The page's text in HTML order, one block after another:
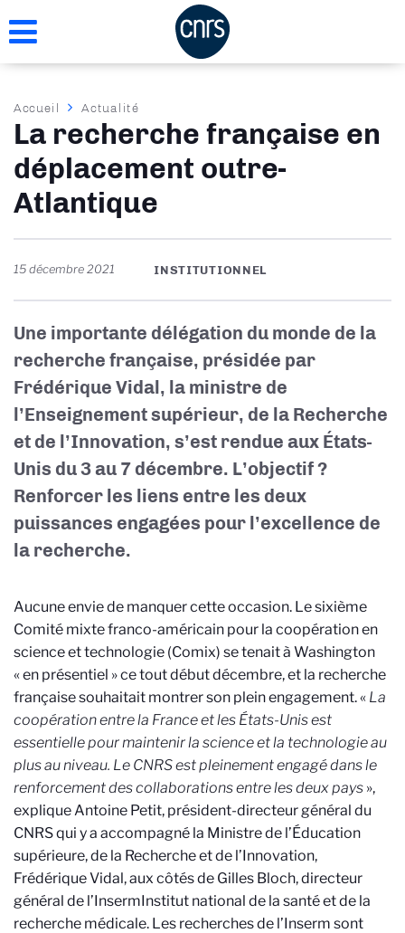
au
Fil
d'Ariane
Accueil Actualité
La recherche française en
déplacement outre-
Atlantique
15 décembre 2021 INSTITUTIONNEL
Une importante délégation du monde de la
recherche française, présidée par
Frédérique Vidal, la ministre de
l’Enseignement supérieur, de la Recherche
et de l’Innovation, s’est rendue aux États-
Unis du 3 au 7 décembre. L’objectif ?
Renforcer les liens entre les deux
puissances engagées pour l’excellence de
la recherche.
Aucune envie de manquer cette occasion. Le sixième
Comité mixte franco-américain pour la coopération en
science et technologie (Comix) se tenait à Washington
« en présentiel » ce tout début décembre, et la recherche
française souhaitait montrer son plein engagement. « La
coopération entre la France et les États-Unisest
essentielle pour maintenir la science et la technologie au
plus au niveau. Le CNRS est pleinement engagé dans le
renforcement des collaborations entre les deux pays »,
explique Antoine Petit, président-directeur général du
CNRS qui y a accompagné la Ministre de l’Éducation
supérieure, de la Recherche et de l’Innovation,
Frédérique Vidal, aux côtés de Gilles Bloch, directeur
général de l’InsermInstitut national de la santé et de la
recherche médicale. Les recherches de l’Inserm sont